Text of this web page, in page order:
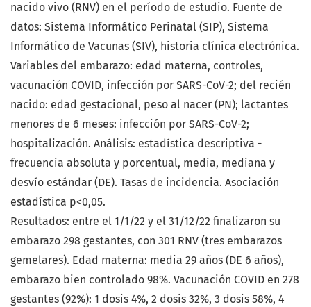
nacido vivo (RNV) en el período de estudio. Fuente de
datos: Sistema Informático Perinatal (SIP), Sistema
Informático de Vacunas (SIV), historia clínica electrónica.
Variables del embarazo: edad materna, controles,
vacunación COVID, infección por SARS-CoV-2; del recién
nacido: edad gestacional, peso al nacer (PN); lactantes
menores de 6 meses: infección por SARS-CoV-2;
hospitalización. Análisis: estadística descriptiva -
frecuencia absoluta y porcentual, media, mediana y
desvío estándar (DE). Tasas de incidencia. Asociación
estadística p<0,05.
Resultados: entre el 1/1/22 y el 31/12/22 finalizaron su
embarazo 298 gestantes, con 301 RNV (tres embarazos
gemelares). Edad materna: media 29 años (DE 6 años),
embarazo bien controlado 98%. Vacunación COVID en 278
gestantes (92%): 1 dosis 4%, 2 dosis 32%, 3 dosis 58%, 4